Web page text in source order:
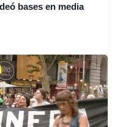
bases en media